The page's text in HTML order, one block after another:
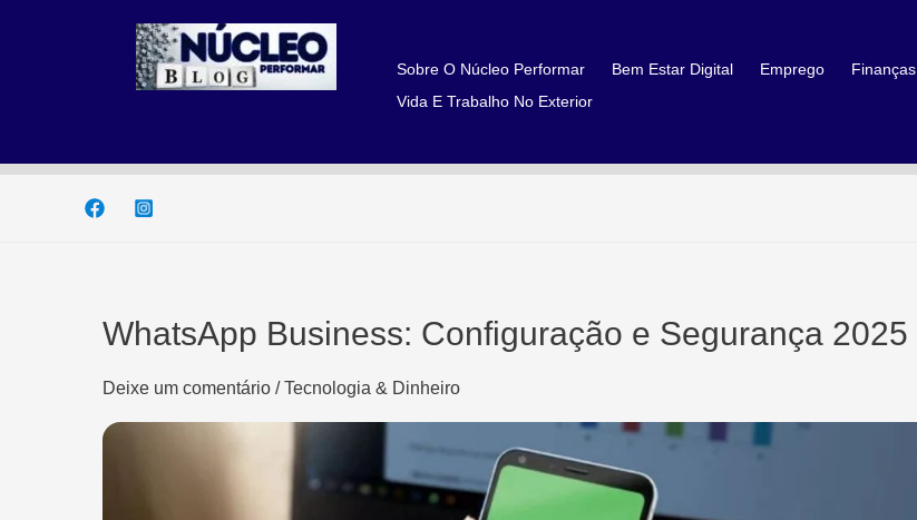
Sobre O Núcleo Performar Bem Estar Digital Emprego Finanças
Vida E Trabalho No Exterior
WhatsApp Business: Configuração e Segurança 2025
Deixe um comentário /Tecnologia & Dinheiro